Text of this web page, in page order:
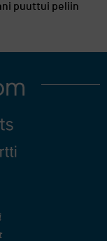
puuttui peliin